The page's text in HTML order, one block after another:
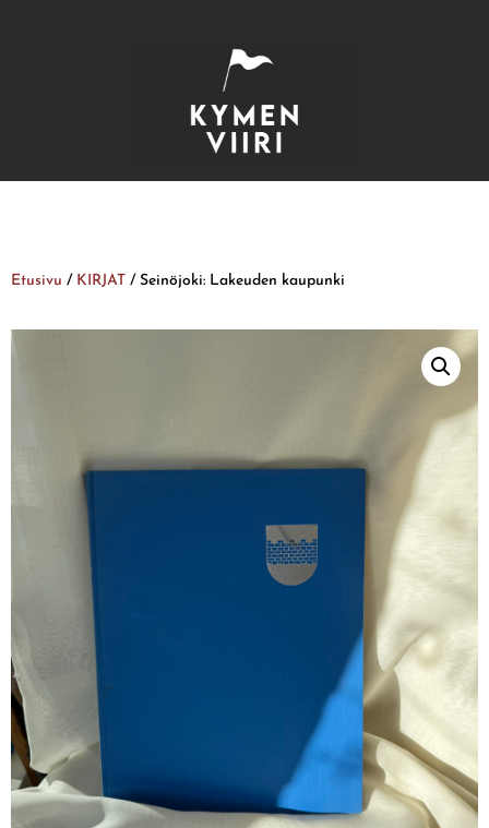
Etusivu / KIRJAT / Seinöjoki: Lakeuden kaupunki